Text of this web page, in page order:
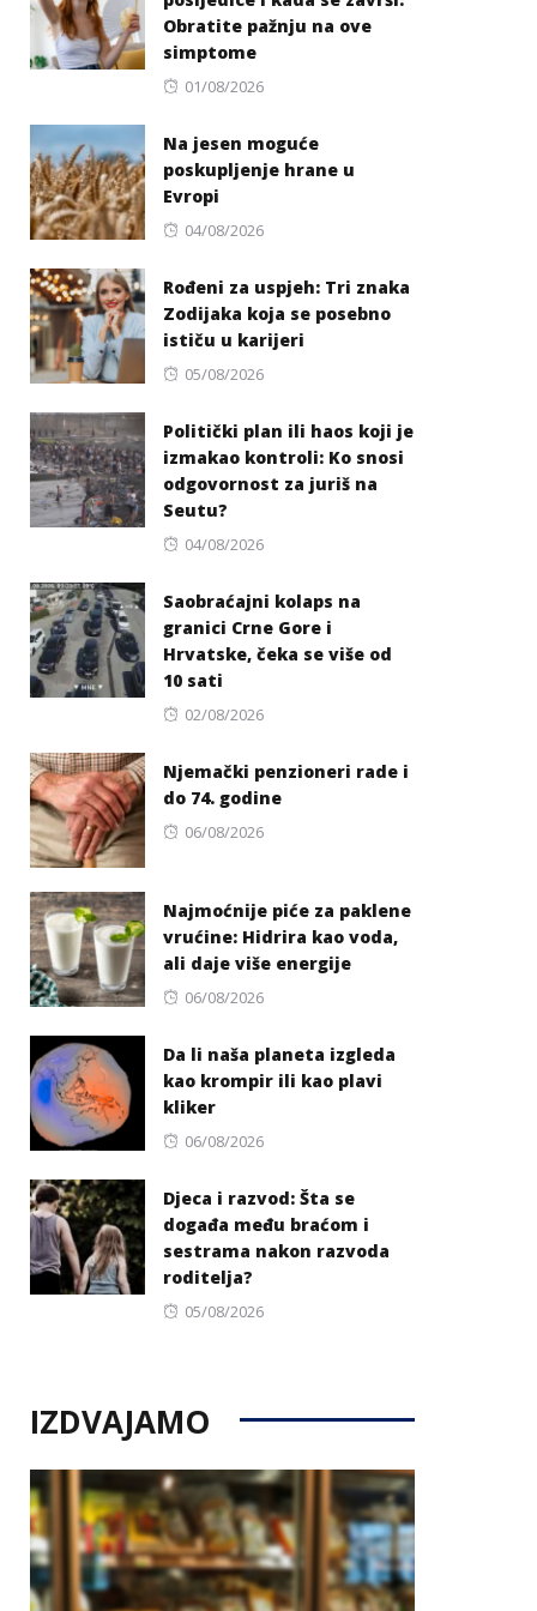
Obratite pažnju na ove
simptome
Posted
01/08/2026
Na jesen moguće
poskupljenje hrane u
Evropi
Posted
04/08/2026
Rođeni za uspjeh: Tri znaka
Zodijaka koja se posebno
ističu u karijeri
Posted
05/08/2026
Politički plan ili haos koji je
izmakao kontroli: Ko snosi
odgovornost za juriš na
Seutu?
Posted
04/08/2026
Saobraćajni kolaps na
granici Crne Gore i
Hrvatske, čeka se više od
10 sati
Posted
02/08/2026
Njemački penzioneri rade i
do 74. godine
Posted
06/08/2026
Najmoćnije piće za paklene
vrućine: Hidrira kao voda,
ali daje više energije
Posted
06/08/2026
Da li naša planeta izgleda
kao krompir ili kao plavi
kliker
Posted
06/08/2026
Djeca i razvod: Šta se
događa među braćom i
sestrama nakon razvoda
roditelja?
Posted
05/08/2026
IZDVAJAMO